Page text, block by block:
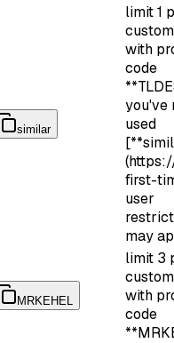
similar
limit 1
with
code
you've
used
first-
user
may
MRKEHEL
limit 3
with
code